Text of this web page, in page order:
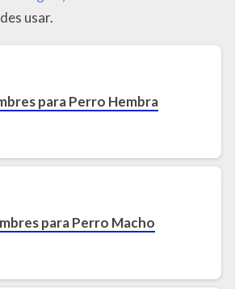
usar.
para Perro Hembra
para Perro Macho